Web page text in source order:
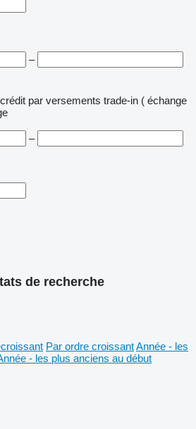
–
crédit par versements trade-in ( échange
–
de recherche
Par ordre croissantAnnée - les
- les plus anciens au début